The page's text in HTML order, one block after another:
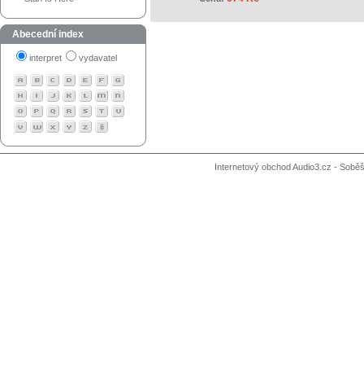
Abecední index
interpret vydavatel
Internetový obchod Audio3.cz -